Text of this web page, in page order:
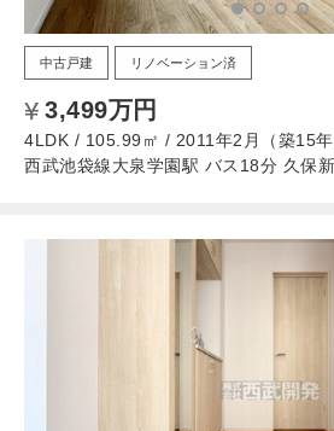
中古戸建 リノベーション済
3,499万円
4LDK / 105.99㎡ / 2011年2月（築15年
西武池袋線大泉学園駅 バス18分 久保